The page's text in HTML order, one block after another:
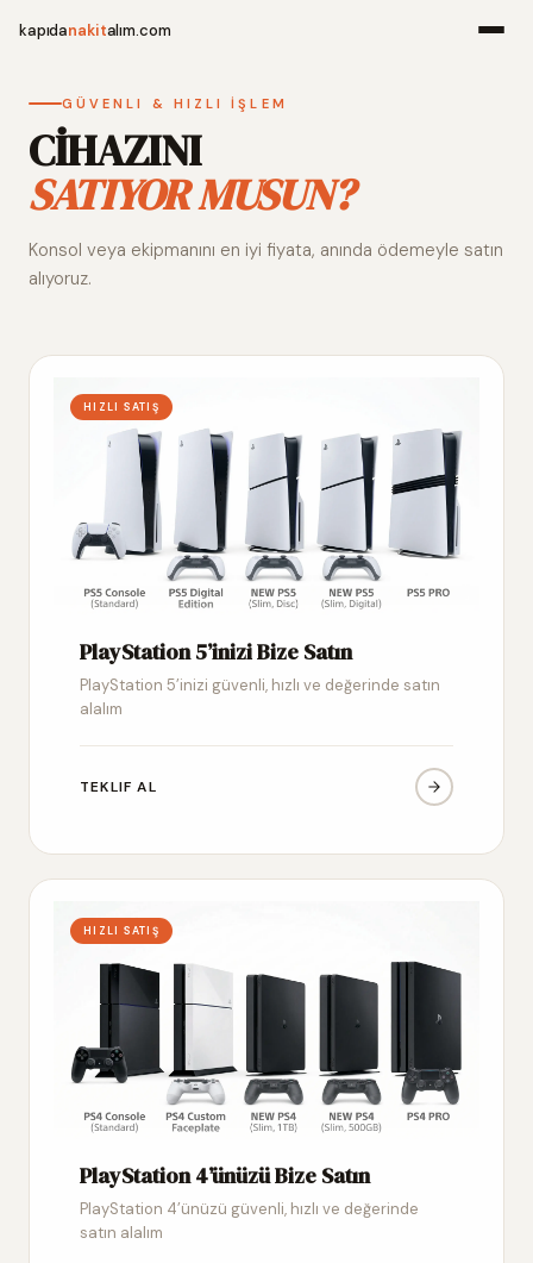
kapıdanakitalım.com
Alım
GÜVENLI & HIZLI İŞLEM
CİHAZINI
SATIYOR MUSUN?
Konsol veya ekipmanını en iyi fiyata, anında ödemeyle satın
alıyoruz.
HIZLI SATIŞ
PlayStation 5’inizi Bize Satın
PlayStation 5’inizi güvenli, hızlı ve değerinde satın
alalım
TEKLIF AL
HIZLI SATIŞ
PlayStation 4’ünüzü Bize Satın
PlayStation 4’ünüzü güvenli, hızlı ve değerinde
satın alalım